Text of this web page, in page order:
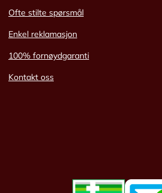
Ofte stilte spørsmål
Enkel reklamasjon
100% fornøydgaranti
Kontakt oss